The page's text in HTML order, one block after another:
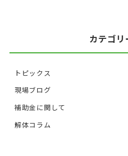
カテゴリ
トピックス
現場ブログ
補助金に関して
解体コラム